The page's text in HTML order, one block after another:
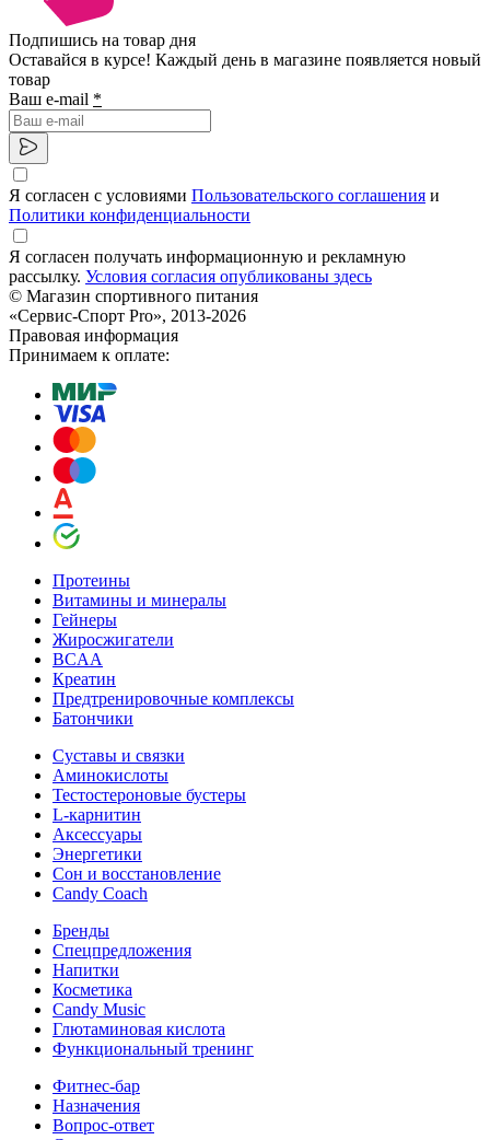
Подпишись на товар дня
Оставайся в курсе! Каждый день в магазине появляется новый
товар
Ваш e-mail *
Я согласен с условиями Пользовательского соглашения и
Политики конфиденциальности
Я согласен получать информационную и рекламную
рассылку. Условия согласия опубликованы здесь
© Магазин спортивного питания
«Сервис-Спорт Pro», 2013-2026
Правовая информация
Принимаем к оплате:
Протеины
Витамины и минералы
Гейнеры
Жиросжигатели
BCAA
Креатин
Предтренировочные комплексы
Батончики
Суставы и связки
Аминокислоты
Тестостероновые бустеры
L-карнитин
Аксессуары
Энергетики
Сон и восстановление
Candy Coach
Бренды
Спецпредложения
Напитки
Косметика
Candy Music
Глютаминовая кислота
Функциональный тренинг
Фитнес-бар
Назначения
Вопрос-ответ